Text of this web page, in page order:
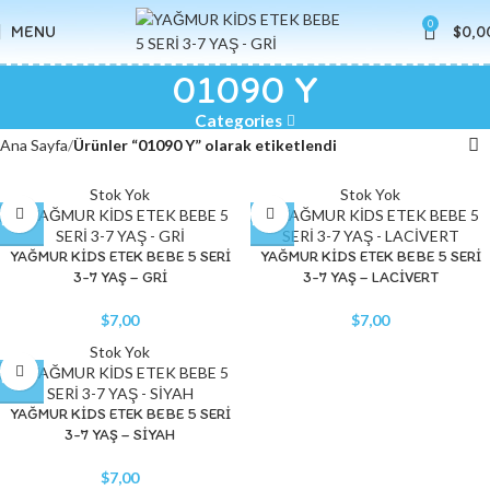
MENU 0 $
01090 Y
Categories
Ana Sayfa Ürünler “01090 Y” olarak etiketlendi
Stok Yok
YAĞMUR KİDS ETEK BEBE 5 SERİ
3-7 YAŞ – GRİ
$7,00
Stok Yok
YAĞMUR KİDS ETEK BEBE 5 SERİ
3-7 YAŞ – LACİVERT
$7,00
Stok Yok
YAĞMUR KİDS ETEK BEBE 5 SERİ
3-7 YAŞ – SİYAH
$7,00